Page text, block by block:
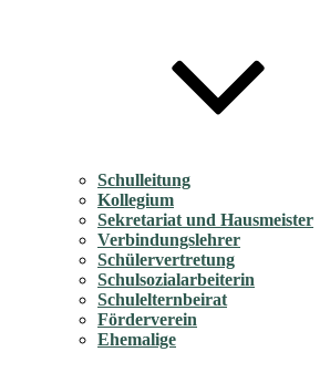
Schulleitung
Kollegium
Sekretariat und Hausmeister
Verbindungslehrer
Schülervertretung
Schulsozialarbeiterin
Schulelternbeirat
Förderverein
Ehemalige